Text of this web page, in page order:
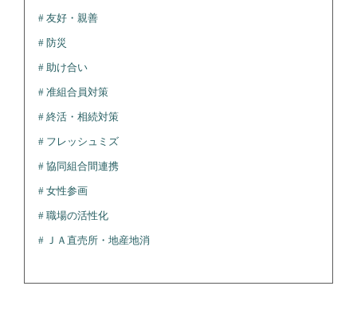
友好・親善
防災
助け合い
准組合員対策
終活・相続対策
フレッシュミズ
協同組合間連携
女性参画
職場の活性化
ＪＡ直売所・地産地消